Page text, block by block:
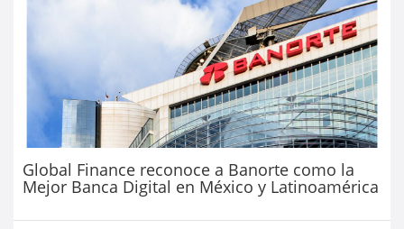
Global Finance reconoce a Banorte como la
Mejor Banca Digital en México y Latinoamérica